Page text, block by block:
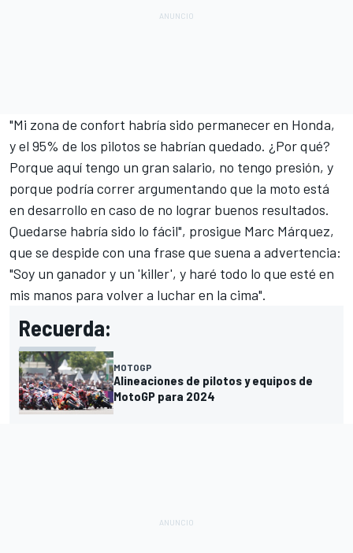
"Mi zona de confort habría sido permanecer en Honda,
y el 95% de los pilotos se habrían quedado. ¿Por qué?
Porque aquí tengo un gran salario, no tengo presión, y
porque podría correr argumentando que la moto está
en desarrollo en caso de no lograr buenos resultados.
Quedarse habría sido lo fácil", prosigue Marc Márquez,
que se despide con una frase que suena a advertencia:
"Soy un ganador y un 'killer', y haré todo lo que esté en
mis manos para volver a luchar en la cima".
Recuerda:
MOTOGP
Alineaciones de pilotos y equipos de
MotoGP para 2024